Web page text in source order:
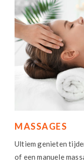
MASSAGES
Ultiem genieten
of een manuele